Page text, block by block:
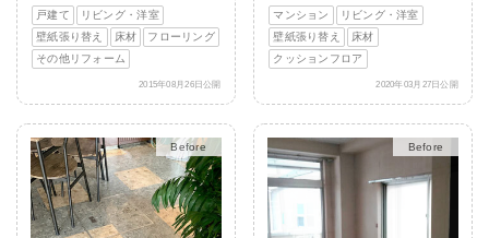
戸建て
リビング・洋室
壁紙張り替え
床材
フローリング
その他リフォーム
2015年08月26日公開
マンション
リビング・洋室
壁紙張り替え
床材
クッションフロア
2020年03月27日公開
After After